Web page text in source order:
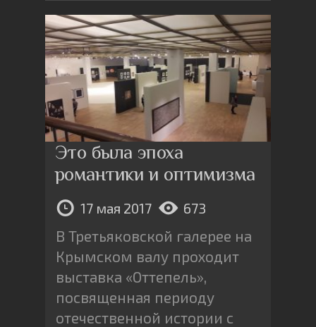
Это была эпоха
романтики и оптимизма
17 мая 2017 673
В Третьяковской галерее на
Крымском валу проходит
выставка «Оттепель»,
посвященная периоду
отечественной истории с